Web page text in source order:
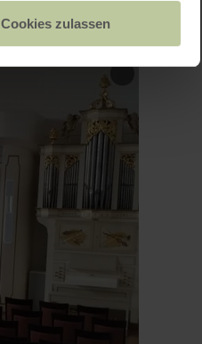
Cookies zulassen